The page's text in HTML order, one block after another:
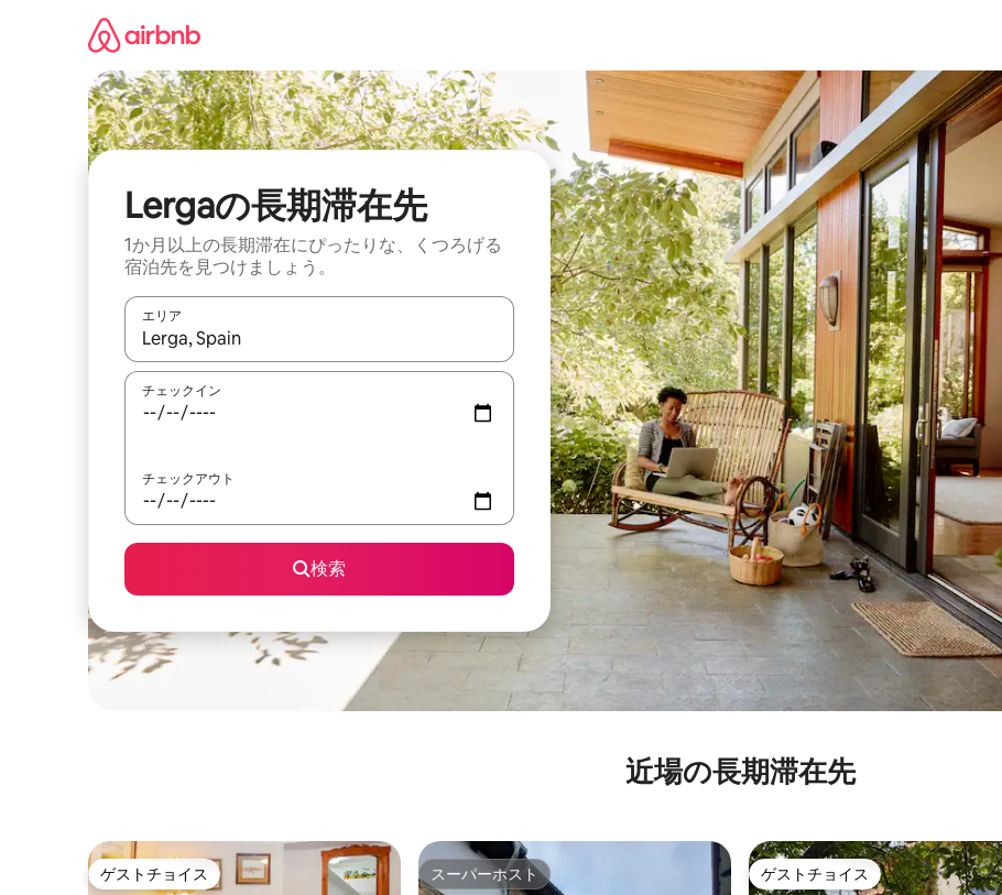
Lergaの長期滞在先
1か月以上の長期滞在にぴったりな、くつろげる
宿泊先を見つけましょう。
エリア
検索結果が表示されたら、上下の矢印キーを使って移動するか、画面をタッチまたはスワイプして検索結果を確認することが
チェックイン
チェックアウト
検索
近場の長期滞在先
ゲストチョイス
ゲストチョイス スーパーホスト
スーパーホスト ゲストチョイス
ゲストチョイス